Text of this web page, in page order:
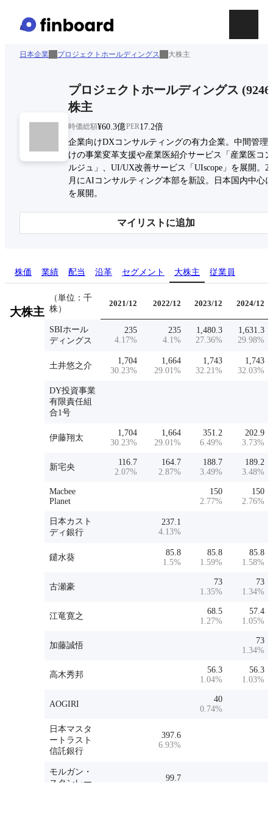
日本企業 プロジェクトホールディングス 大株主
プロジェクトホールディングス (9246
株主
時価総額¥60.3億PER17.2倍
企業向けDXコンサルティングの有力企業。中間管理
けの事業変革支援や産業医紹介サービス「産業医コ
ルジュ」、UI/UX改善サービス「UIscope」を展開。
月にAIコンサルティング本部を新設。日本国内中心
を展開。
マイリストに追加
株価 業績 配当 沿革 セグメント 大株主 従業員
大株主
（単位：千
株）
2021/12 2022/12 2023/12 2024/12
SBIホール
ディングス
235
4.17%
235
4.1%
1,480.3
27.36%
1,631.3
29.98%
土井悠之介
1,704
30.23%
1,664
29.01%
1,743
32.21%
1,743
32.03%
DY投資事業
有限責任組
合1号
伊藤翔太
1,704
30.23%
1,664
29.01%
351.2
6.49%
202.9
3.73%
新宅央
116.7
2.07%
164.7
2.87%
188.7
3.49%
189.2
3.48%
Macbee
Planet
150
2.77%
150
2.76%
日本カスト
ディ銀行
237.1
4.13%
鑓水葵
85.8
1.5%
85.8
1.59%
85.8
1.58%
古瀬豪
73
1.35%
73
1.34%
江竜寛之
68.5
1.27%
57.4
1.05%
加藤誠悟
73
1.34%
高木秀邦
56.3
1.04%
56.3
1.03%
AOGIRI
40
0.74%
日本マスタ
ートラスト
信託銀行
397.6
6.93%
モルガン・
スタンレー
99.7